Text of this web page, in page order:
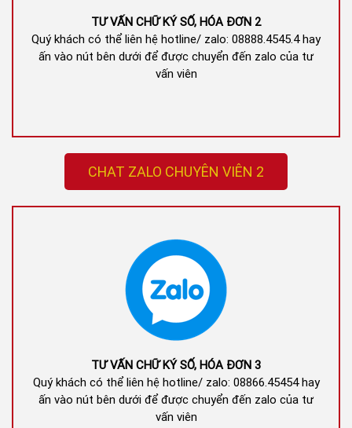
TƯ VẤN CHỮ KÝ SỐ, HÓA ĐƠN 2
Quý khách có thể liên hệ hotline/ zalo: 08888.4545.4 hay
ấn vào nút bên dưới để được chuyển đến zalo của tư
vấn viên
TƯ VẤN CHỮ KÝ SỐ, HÓA ĐƠN 3
Quý khách có thể liên hệ hotline/ zalo: 08866.45454 hay
ấn vào nút bên dưới để được chuyển đến zalo của tư
vấn viên